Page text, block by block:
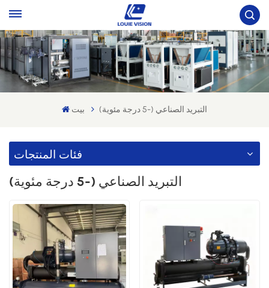
بيت التبريد الصناعي (-5 درجة مئوية)
فئات المنتجات
التبريد الصناعي (-5 درجة مئوية)